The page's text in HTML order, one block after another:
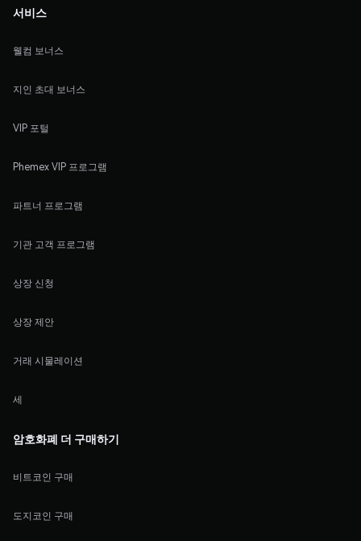
서비스
웰컴 보너스
지인 초대 보너스
VIP 포털
Phemex VIP 프로그램
파트너 프로그램
기관 고객 프로그램
상장 신청
상장 제안
거래 시물레이션
세
암호화폐 더 구매하기
비트코인 구매
도지코인 구매